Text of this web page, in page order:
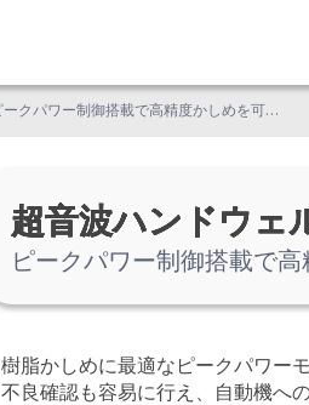
ピークパワー制御搭載で高精度かしめを可能にする溶着技術
超音波ハンドウェ
ピークパワー制御搭載で
樹脂かしめに最適なピークパワー
不良確認も容易に行え、自動機へ